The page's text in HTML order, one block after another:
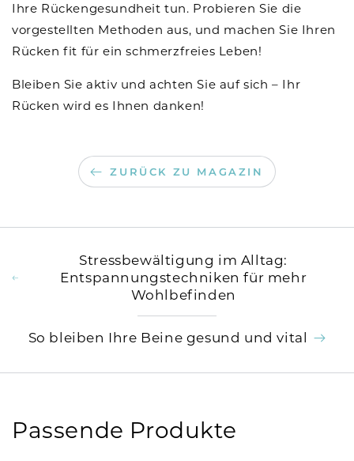
Ihre Rückengesundheit tun. Probieren Sie die
vorgestellten Methoden aus, und machen Sie Ihren
Rücken fit für ein schmerzfreies Leben!
Bleiben Sie aktiv und achten Sie auf sich – Ihr
Rücken wird es Ihnen danken!
ZURÜCK ZU MAGAZIN
Stressbewältigung im Alltag:
Entspannungstechniken für mehr
Wohlbefinden
So bleiben Ihre Beine gesund und vital
Passende Produkte